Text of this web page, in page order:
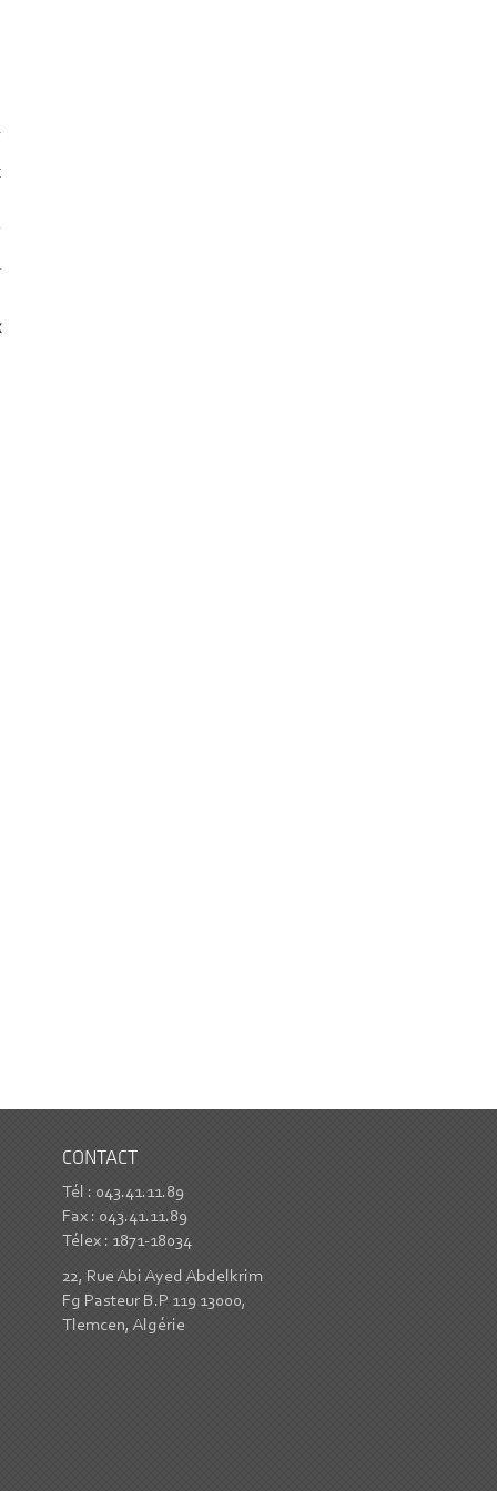
CONTACT
Tél : 043.41.11.89
Fax : 043.41.11.89
Télex : 1871-18034
22, Rue Abi Ayed Abdelkrim
Fg Pasteur B.P 119 13000,
Tlemcen, Algérie